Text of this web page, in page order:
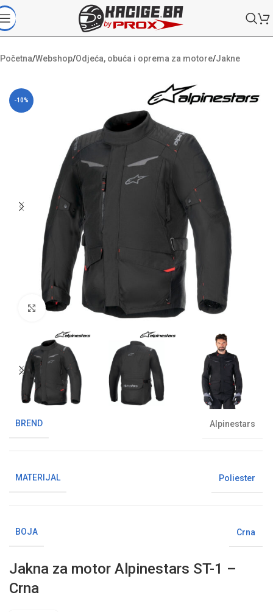
Početna/Webshop/Odjeća, obuća i oprema za motore/Jakne
-10%
Klikni da uvećaš sliku
BREND Alpinestars
MATERIJAL Poliester
BOJA Crna
Jakna za motor Alpinestars ST-1 –
Crna